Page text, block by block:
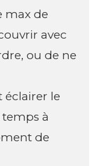
max de
avec
ou de ne
éclairer le
à
de